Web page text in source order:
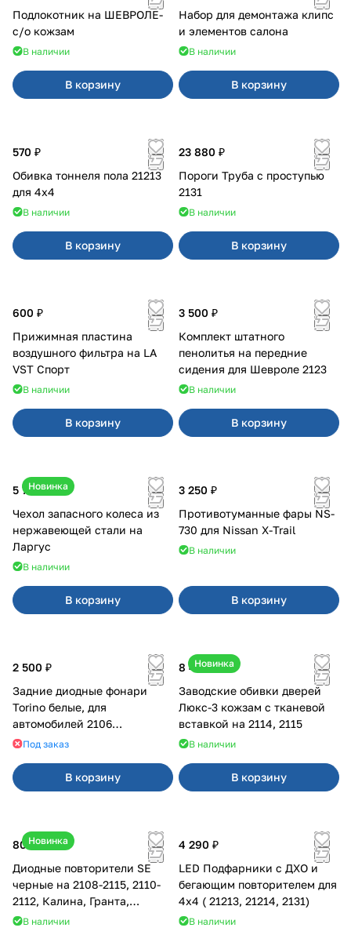
Подлокотник на ШЕВРОЛЕ-
с/о кожзам
В наличии
В корзину
Набор для демонтажа клипс
и элементов салона
В наличии
В корзину
570 ₽
Обивка тоннеля пола 21213
для 4x4
В наличии
В корзину
23 880 ₽
Пороги Труба с проступью
2131
В наличии
В корзину
600 ₽
Прижимная пластина
воздушного фильтра на LA
VST Спорт
В наличии
В корзину
3 500 ₽
Комплект штатного
пенолитья на передние
сидения для Шевроле 2123
В наличии
В корзину
Новинка
5 700 ₽
Чехол запасного колеса из
нержавеющей стали на
Ларгус
В наличии
В корзину
3 250 ₽
Противотуманные фары NS-
730 для Nissan X-Trail
В наличии
В корзину
2 500 ₽
Задние диодные фонари
Torino белые, для
автомобилей 2106
(классика), 2121 () DL5270
Под заказ
В корзину
Новинка
8 450 ₽
Заводские обивки дверей
Люкс-3 кожзам с тканевой
вставкой на 2114, 2115
В наличии
В корзину
Новинка
800 ₽
Диодные повторители SE
черные на 2108-2115, 2110-
2112, Калина, Гранта,
Приора
В наличии
4 290 ₽
LED Подфарники с ДХО и
бегающим повторителем для
4x4 ( 21213, 21214, 2131)
В наличии